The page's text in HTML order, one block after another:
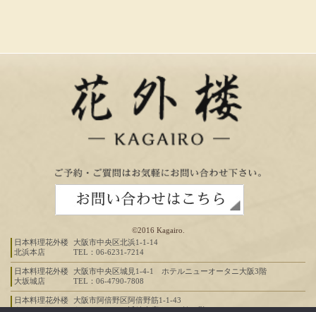
©2016 Kagairo.
日本料理花外楼
北浜本店
大阪市中央区北浜1-1-14
TEL：06-6231-7214
日本料理花外楼
大坂城店
大阪市中央区城見1-4-1 ホテルニューオータニ大阪3階
TEL：06-4790-7808
日本料理花外楼
大阪市阿倍野区阿倍野筋1-1-43